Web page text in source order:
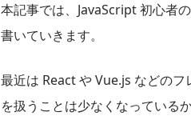
本記事では、JavaScript 初心者
書いていきます。
最近は React や Vue.js などの
を扱うことは少なくなっている